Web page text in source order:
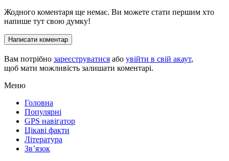
Жодного коментаря ще немає. Ви можете стати першим хто
напише тут свою думку!
Написати коментар
Вам потрібно зареєструватися або увійти в свій акаут,
щоб мати можливість залишати коментарі.
Меню
Головна
Популярні
GPS навігатор
Цікаві факти
Література
Зв’язок